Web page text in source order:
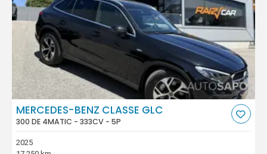
MERCEDES-BENZ CLASSE GLC
300 DE 4MATIC - 333CV - 5P
2025